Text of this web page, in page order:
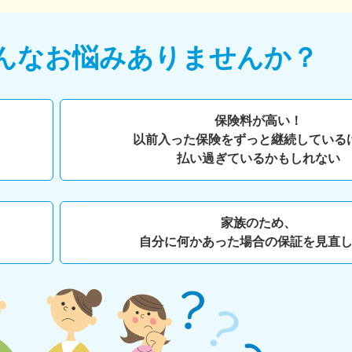
なお悩みありませんか？
保険料が高い！
以前入った保険をずっと継続している
払い過ぎているかもしれない
家族のため、
自分に何かあった場合の保証を見直